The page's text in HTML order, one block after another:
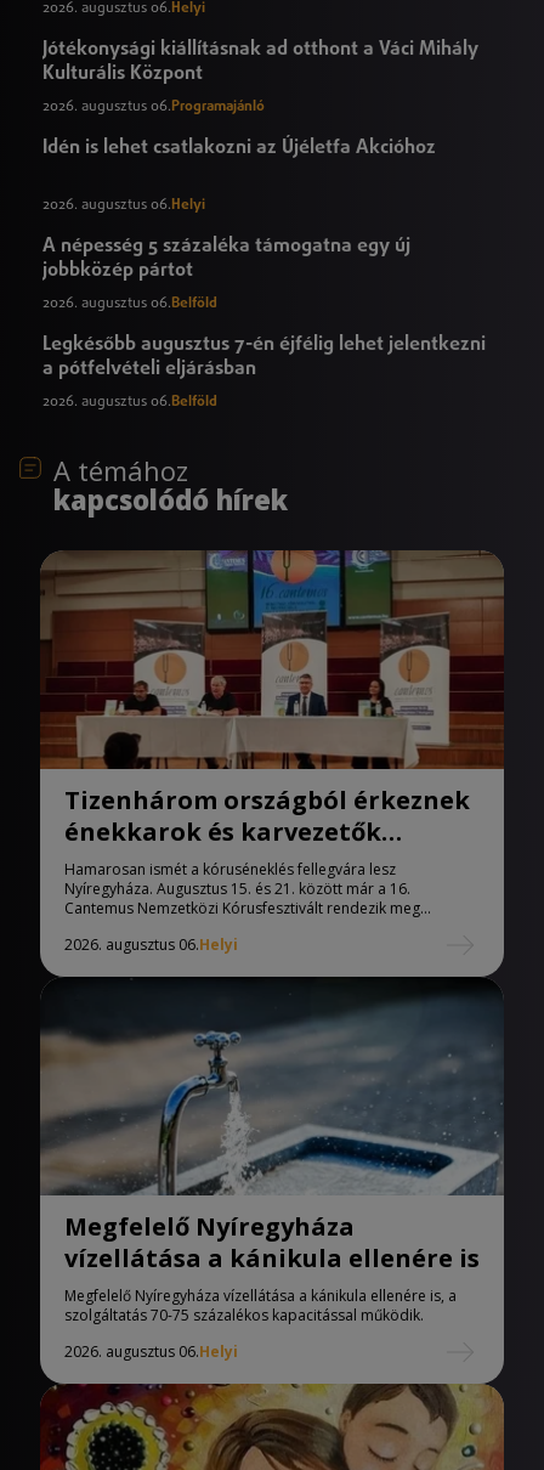
2026. augusztus 06. Helyi
Jótékonysági kiállításnak ad otthont a Váci Mihály
Kulturális Központ
2026. augusztus 06. Programajánló
Idén is lehet csatlakozni az Újéletfa Akcióhoz
2026. augusztus 06. Helyi
A népesség 5 százaléka támogatna egy új
jobbközép pártot
2026. augusztus 06.Belföld
Legkésőbb augusztus 7-én éjfélig lehet jelentkezni
a pótfelvételi eljárásban
2026. augusztus 06.Belföld
A témához
kapcsolódó hírek
Tizenhárom országból érkeznek
énekkarok és karvezetők
Nyíregyházára
Hamarosan ismét a kóruséneklés fellegvára lesz
Nyíregyháza. Augusztus 15. és 21. között már a 16.
Cantemus Nemzetközi Kórusfesztivált rendezik meg...
2026. augusztus 06.Helyi
Megfelelő Nyíregyháza
vízellátása a kánikula ellenére is
Megfelelő Nyíregyháza vízellátása a kánikula ellenére is, a
szolgáltatás 70-75 százalékos kapacitással működik.
2026. augusztus 06.Helyi